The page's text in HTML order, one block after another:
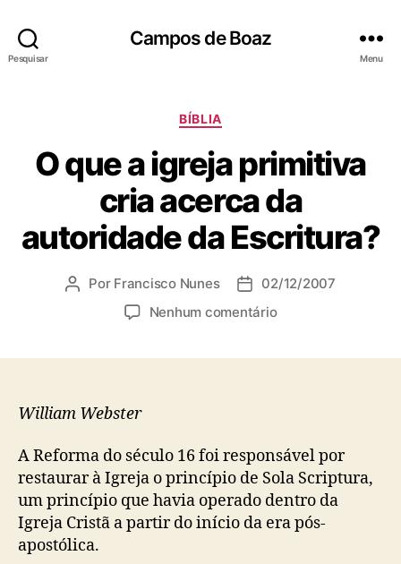
Pesquisar
Campos de Boaz
Menu
C
t
e
g
o
r
i
s
BÍBLIA
O que a igreja primitiva
cria acerca da
autoridade da Escritura?
A
r
p
s
t
Por Francisco Nunes
D
d
l
i
c
a
02/12/2007
Nenhum comentárioe
i
g
r
e
j
William Webster
A Reforma do século 16 foi responsável por
restaurar à Igreja o princípio de Sola Scriptura,
um princípio que havia operado dentro da
Igreja Cristã a partir do início da era pós-
apostólica.